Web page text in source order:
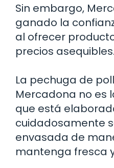
Sin embargo,
ganado la
al ofrecer
precios asequibles.
La pechuga de
Mercadona no es
que está
cuidadosamente
envasada de
mantenga fresca